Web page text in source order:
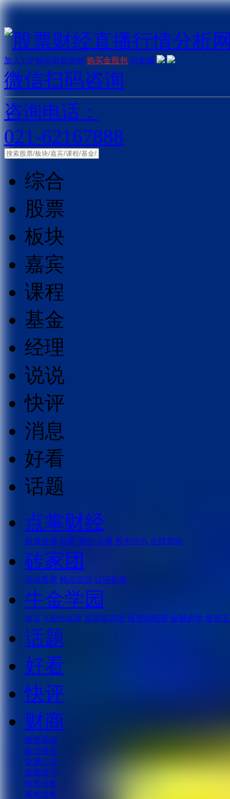
加入VIP 购买财富密钥 购买金股包 问客服
微信扫码咨询
咨询电话：
021-62167888
综合
股票
板块
嘉宾
课程
基金
经理
说说
快评
消息
好看
话题
点掌财经
股票直播 回看 预告 点播 股市快讯 在线帮助
砖家团
说说股票 精品说说 认证砖家
牛金学园
首页 A股特战课 股票提高班 投资训练营 金融必学 股票
话题
好看
快评
财商
股票基础
能力级别
交易心法
选股技巧
技术分析
基本分析